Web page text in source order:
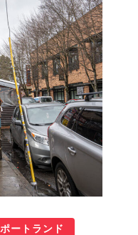
ポートランド